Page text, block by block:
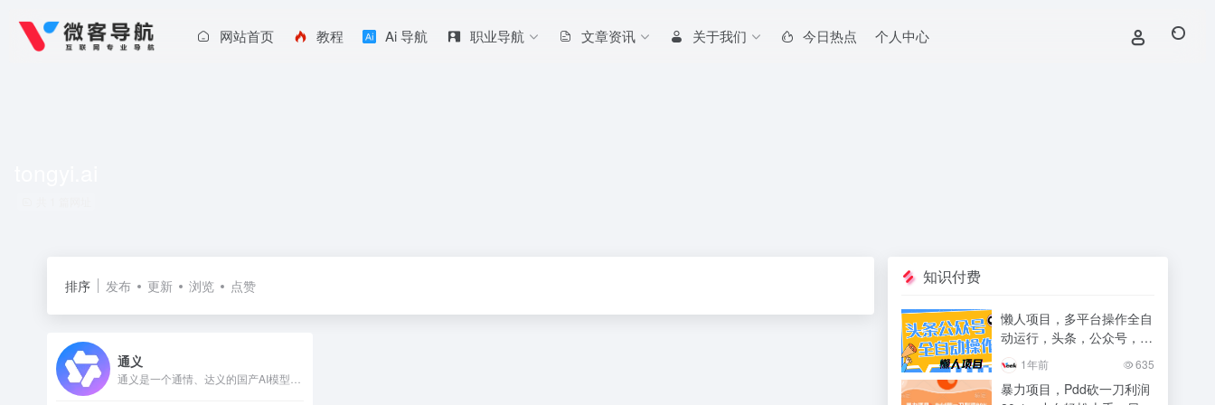
网站首页 教程 Ai 导航 职业导航 文章资讯 关于我们 今日热点 个人中心
排序 发布 更新 浏览 点赞
通义
知识付费
懒人项目，多平台操作全自
动运行，头条，公众号，下
班实操5分钟日入500+
1年前 635
暴力项目，Pdd砍一刀利润